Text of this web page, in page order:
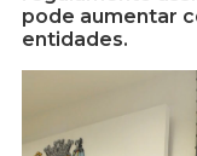
pode aumentar
entidades.